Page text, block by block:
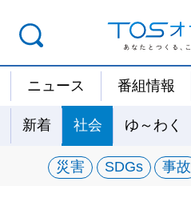
ニュース 番組情報
新着 社会 ゆ～わく
災害 SDGs 事故